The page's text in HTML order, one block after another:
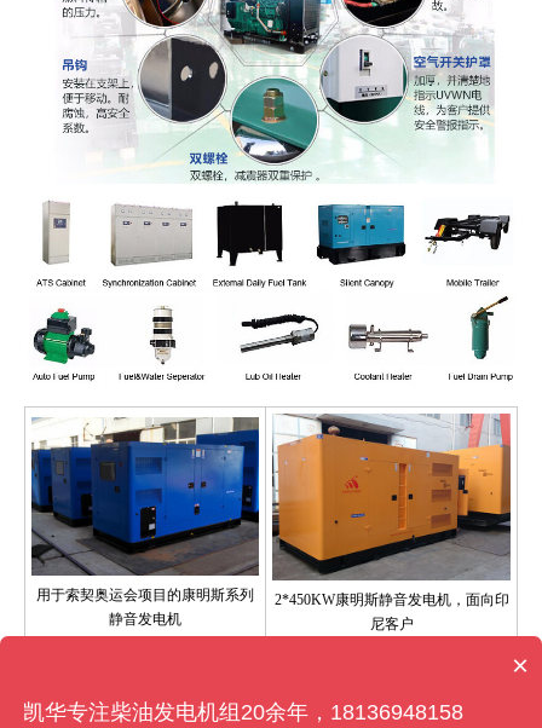
用于索契奥运会项目的康明斯系列
静音发电机
2*450KW康明斯静音发电机，面向印
尼客户
×
凯华专注柴油发电机组20余年，18136948158